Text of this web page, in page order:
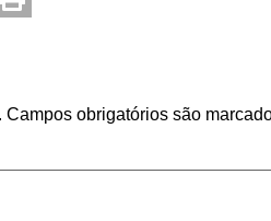
Campos obrigatórios são